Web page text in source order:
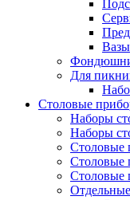
Вазы
Для
Столовые
Наборы
Наборы
Столовые
Столовые
Столовые